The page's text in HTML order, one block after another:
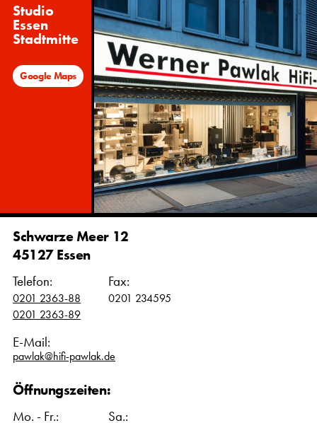
Studio
Essen
Stadtmitte
Google Maps
Schwarze Meer 12
45127 Essen
Telefon:
0201 2363-88
0201 2363-89
Fax:
0201 234595
E-Mail:
pawlak@hifi-pawlak.de
Öffnungszeiten:
Mo. - Fr.: Sa.: